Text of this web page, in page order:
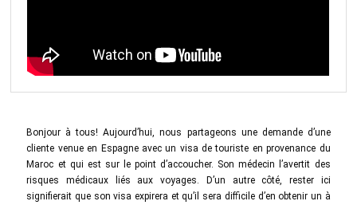
Bonjour à tous! Aujourd’hui, nous partageons une demande d’une
cliente venue en Espagne avec un visa de touriste en provenance du
Maroc et qui est sur le point d’accoucher. Son médecin l’avertit des
risques médicaux liés aux voyages. D’un autre côté, rester ici
signifierait que son visa expirera et qu’il sera difficile d’en obtenir un à